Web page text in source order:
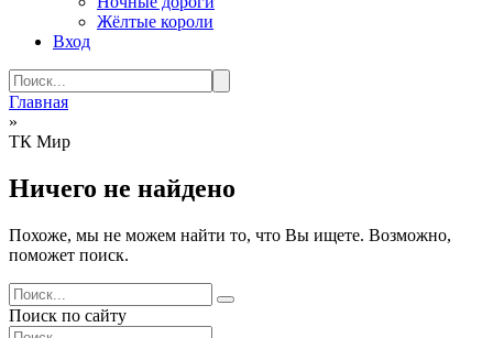
Жёлтые короли
Вход
Search
for:
Главная
»
ТК Мир
Ничего не найдено
Похоже, мы не можем найти то, что Вы ищете. Возможно,
поможет поиск.
Search
for:
Поиск по сайту
Search